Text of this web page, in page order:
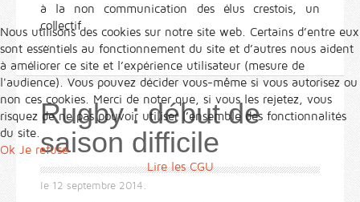
à la non communication des élus crestois, un
collectif
...
Rugby : début de
saison difficile
le 12 septembre 2014.
Nous utilisons des cookies sur notre site web. Certains d’entre eux
sont essentiels au fonctionnement du site et d’autres nous aident
à améliorer ce site et l’expérience utilisateur (mesure de
l'audience). Vous pouvez décider vous-même si vous autorisez ou
non ces cookies. Merci de noter que, si vous les rejetez, vous
risquez de ne pas pouvoir utiliser l’ensemble des fonctionnalités
du site.
Ok Je refuse
Lire les CGU